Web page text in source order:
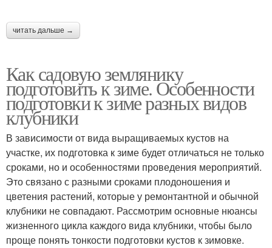
читать дальше →
Как садовую землянику
подготовить к зиме. Особенности
подготовки к зиме разных видов
клубники
В зависимости от вида выращиваемых кустов на
участке, их подготовка к зиме будет отличаться не только
сроками, но и особенностями проведения мероприятий.
Это связано с разными сроками плодоношения и
цветения растений, которые у ремонтантной и обычной
клубники не совпадают. Рассмотрим основные нюансы
жизненного цикла каждого вида клубники, чтобы было
проще понять тонкости подготовки кустов к зимовке.